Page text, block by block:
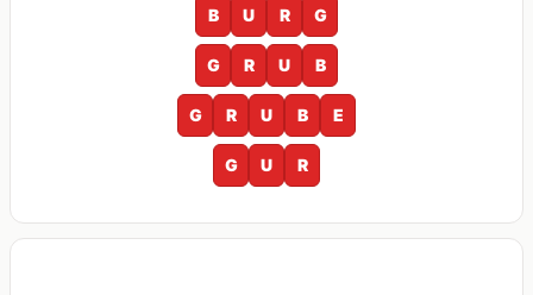
B U R G
G R U B
G R U B E
G U R